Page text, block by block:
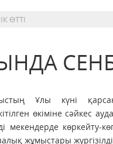
ӨТТІ
Ұлы күні
өкіміне сәйкес
мекендерде көркейту-
жұмыстары